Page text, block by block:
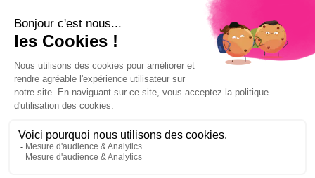
popsciences@universite-lyon.fr
Tél.+33 (0)4 37 37 82 01
https://www.youtube.com/embed/Qm-prNOXepo